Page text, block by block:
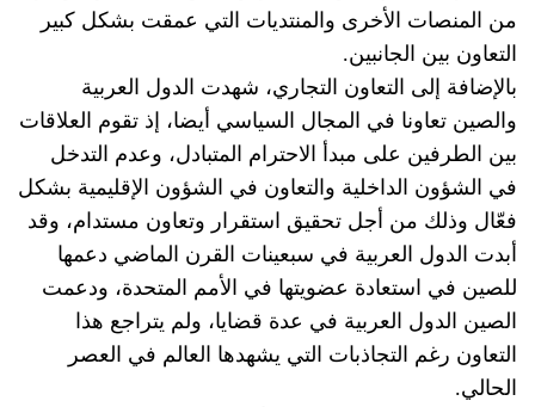
من المنصات الأخرى والمنتديات التي عمقت بشكل كبير
التعاون بين الجانبين.
بالإضافة إلى التعاون التجاري، شهدت الدول العربية
والصين تعاونا في المجال السياسي أيضا، إذ تقوم العلاقات
بين الطرفين على مبدأ الاحترام المتبادل، وعدم التدخل
في الشؤون الداخلية والتعاون في الشؤون الإقليمية بشكل
فعّال وذلك من أجل تحقيق استقرار وتعاون مستدام، وقد
أبدت الدول العربية في سبعينات القرن الماضي دعمها
للصين في استعادة عضويتها في الأمم المتحدة، ودعمت
الصين الدول العربية في عدة قضايا، ولم يتراجع هذا
التعاون رغم التجاذبات التي يشهدها العالم في العصر
الحالي.